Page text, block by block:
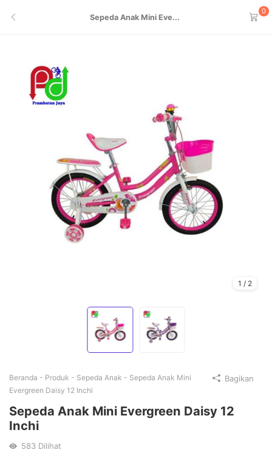
Sepeda Anak Mini Eve...
0
1 / 2
Beranda - Produk - Sepeda Anak - Sepeda Anak Mini
Evergreen Daisy 12 Inchi
Sepeda Anak Mini Evergreen Daisy 12
Inchi
583 Dilihat
Bagikan